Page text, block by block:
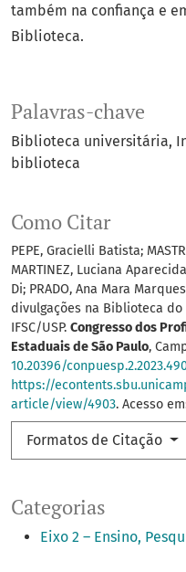
Palavras-chave
Biblioteca universitária
biblioteca
Categorias
Eixo 2 – Ensino,
Como Citar
PEPE, Gracielli Batista;
MARTINEZ, Luciana
Di; PRADO, Ana Mara
divulgações na Biblioteca
IFSC/USP. Congresso dos
Estaduais de São Paulo,
10.20396/
https://
article/view/4903. Acesso
Formatos de Citação
também na confiança e
Biblioteca.